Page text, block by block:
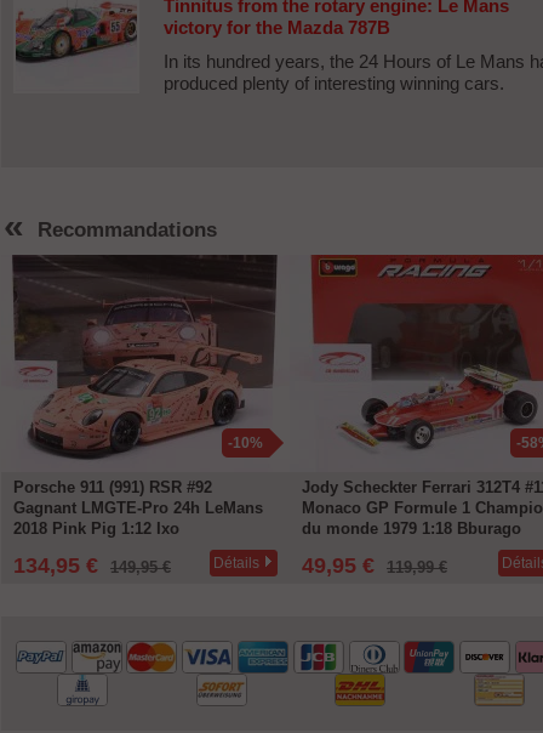
Tinnitus from the rotary engine: Le Mans
victory for the Mazda 787B
In its hundred years, the 24 Hours of Le Mans
produced plenty of interesting winning cars.
« Recommandations
-10%
Porsche 911 (991) RSR #92
Gagnant LMGTE-Pro 24h LeMans
2018 Pink Pig 1:12 Ixo
134,95 € 149,95 € Détails
-
Jody Scheckter Ferrari 312T4
Monaco GP Formule 1
du monde 1979 1:18 Bburago
49,95 € 119,99 €